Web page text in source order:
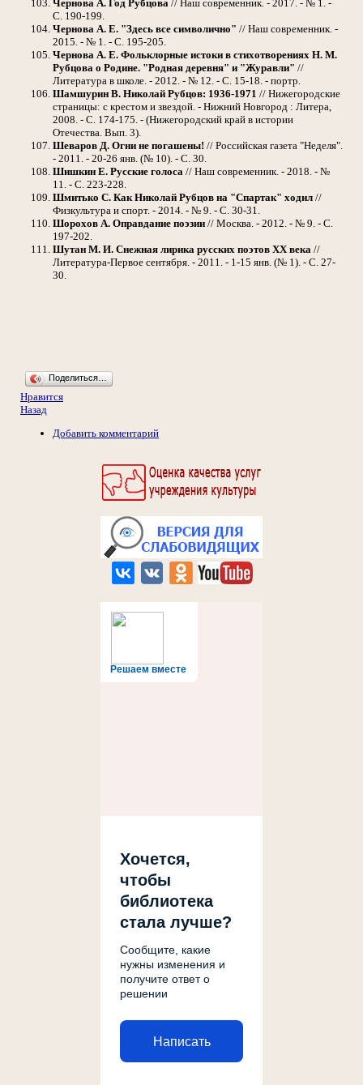
Решаем вместе
Хочется,
чтобы
библиотека
стала лучше?
Сообщите, какие
нужны изменения и
получите ответ о
решении
Написать
Чернова А. Год Рубцова // Наш современник. - 2017. - № 1. -
С. 190-199.
Чернова А. Е. "Здесь все символично" // Наш современник. -
2015. - № 1. - С. 195-205.
Чернова А. Е. Фольклорные истоки в стихотворениях Н. М.
Рубцова о Родине. "Родная деревня" и "Журавли" //
Литература в школе. - 2012. - № 12. - С. 15-18. - портр.
Шамшурин В. Николай Рубцов: 1936-1971 // Нижегородские
страницы: с крестом и звездой. - Нижний Новгород : Литера,
2008. - С. 174-175. - (Нижегородский край в истории
Отечества. Вып. 3).
Шеваров Д. Огни не погашены! // Российская газета "Неделя".
- 2011. - 20-26 янв. (№ 10). - С. 30.
Шишкин Е. Русские голоса // Наш современник. - 2018. - №
11. - С. 223-228.
Шмитько С. Как Николай Рубцов на "Спартак" ходил //
Физкультура и спорт. - 2014. - № 9. - С. 30-31.
Шорохов А. Оправдание поэзии // Москва. - 2012. - № 9. - С.
197-202.
Шутан М. И. Снежная лирика русских поэтов ХХ века //
Литература-Первое сентября. - 2011. - 1-15 янв. (№ 1). - С. 27-
30.
Поделиться…
Нравится
Назад
Добавить комментарий